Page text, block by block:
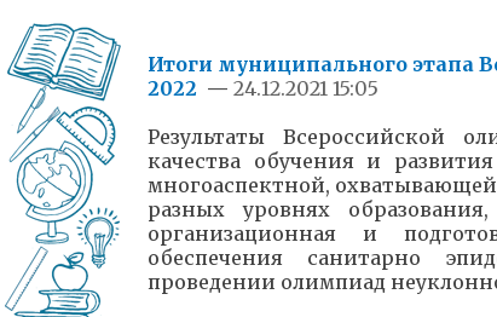
Итоги муниципального этапа
2022 — 24.12.2021 15:05
Результаты Всероссийской
качества обучения и
многоаспектной,
разных уровнях
организационная и
обеспечения санитарно
проведении олимпиад